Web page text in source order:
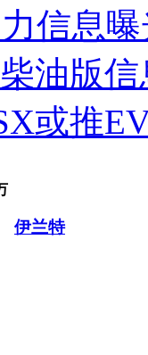
信息
油版
或推
伊兰特